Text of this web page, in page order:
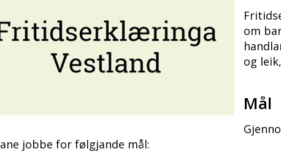
om
og
Mål
jobbe for følgjande mål: